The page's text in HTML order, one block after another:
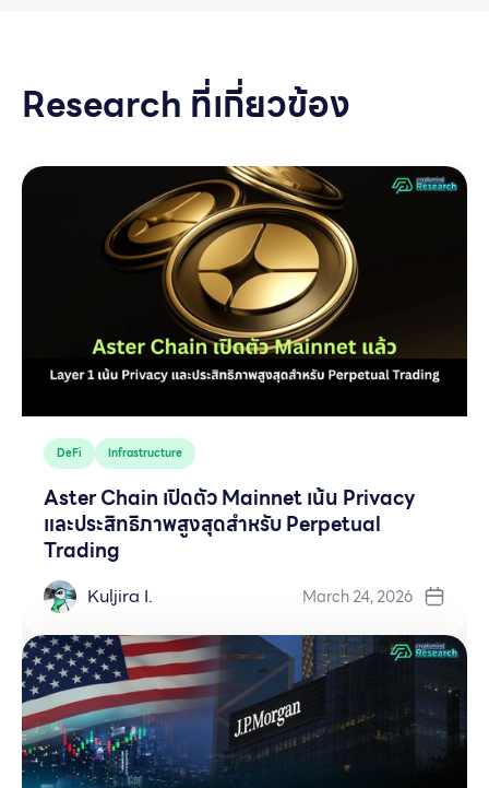
Research ที่เกี่ยวข้อง
DeFi Infrastructure
Aster Chain เปิดตัว Mainnet เน้น Privacy
และประสิทธิภาพสูงสุดสำหรับ Perpetual
Trading
Kuljira I. March 24, 2026